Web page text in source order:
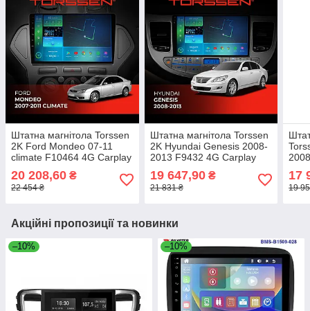
Штатна магнітола Torssen
2K Ford Mondeo 07-11
climate F10464 4G Carplay
20 208,60 ₴
22 454 ₴
Штатна магнітола Torssen
2K Hyundai Genesis 2008-
2013 F9432 4G Carplay
19 647,90₴
21 831 ₴
17
19
Акційні пропозиції та новинки
–10% –10%